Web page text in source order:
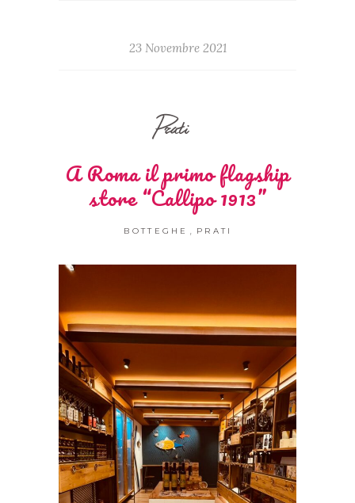
23 Novembre 2021
Prati
A Roma il primo flagship
store “Callipo 1913”
BOTTEGHE PRATI